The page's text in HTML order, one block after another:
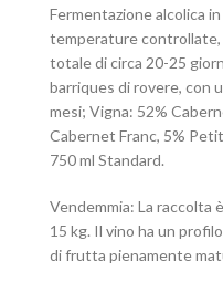
Fermentazione alcolica
temperature controllate,
totale di circa 20-25
barriques di rovere, con
mesi; Vigna: 52%
Cabernet Franc, 5%
750 ml Standard.
Vendemmia: La raccolta
15 kg. Il vino ha un
di frutta pienamente